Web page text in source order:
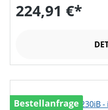
224,91 €*
Bestellanfrage